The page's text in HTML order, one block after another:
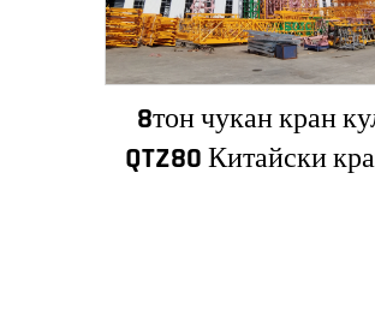
8тон чукан кран
QTZ80 Китайски